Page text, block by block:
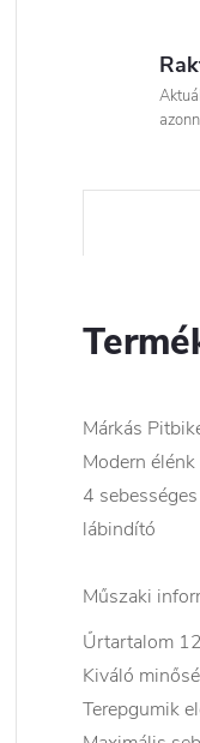
Márkás
Modern
4
lábindító
Műszaki
Űrtartalom
Kiváló
Terepgumik